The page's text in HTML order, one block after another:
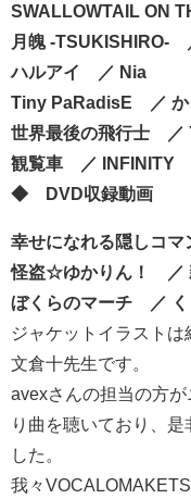
SWALLOWTAIL ON
月魄 -TSUKISHIRO-
ハルアイ
／ Nia
Tiny PaRadisE
／
世界最後の飛行士
／
観覧車
／
INFINITY∞
◆ DVD収録動画
幸せになれる隠しコ
怪盗☆ゆかりん！
／
ぼくらのマーチ
／
ジャケットイラスト
文倉十先生です。
avexさんの担当の方
り曲を聴いており、
した。
我々